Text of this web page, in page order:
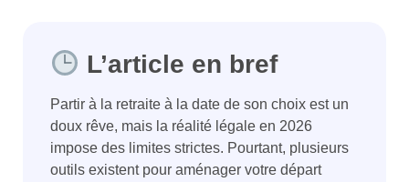
L’article en bref
Partir à la retraite à la date de son choix est un
doux rêve, mais la réalité légale en 2026
impose des limites strictes. Pourtant, plusieurs
outils existent pour aménager votre départ